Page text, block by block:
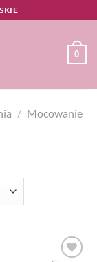
0
/ Mocowanie